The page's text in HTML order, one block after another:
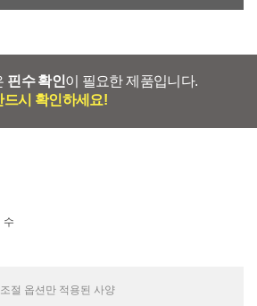
핀수 확인이 필요한 제품입니다.
드시 확인하세요!
수
절 옵션만 적용된 사양